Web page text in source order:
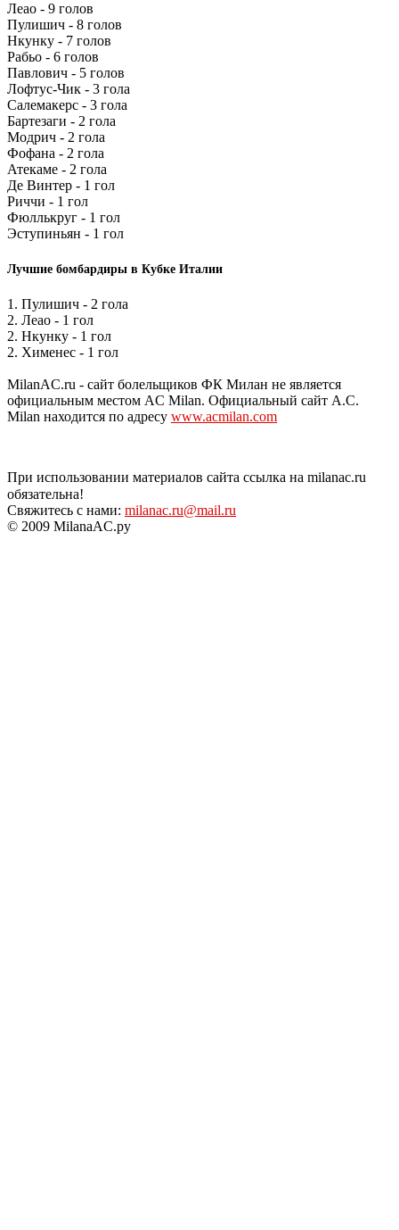
Леао - 9 голов
Пулишич - 8 голов
Нкунку - 7 голов
Рабьо - 6 голов
Павлович - 5 голов
Лофтус-Чик - 3 гола
Салемакерс - 3 гола
Бартезаги - 2 гола
Модрич - 2 гола
Фофана - 2 гола
Атекаме - 2 гола
Де Винтер - 1 гол
Риччи - 1 гол
Фюллькруг - 1 гол
Эступиньян - 1 гол
Лучшие бомбардиры в Кубке Италии
1. Пулишич - 2 гола
2. Леао - 1 гол
2. Нкунку - 1 гол
2. Хименес - 1 гол
MilanAC.ru - сайт болельщиков ФК Милан не является
официальным местом AC Milan. Официальный сайт A.C.
Milan находится по адресу www.acmilan.com
При использовании материалов сайта ссылка на milanac.ru
обязательна!
Свяжитесь с нами: milanac.ru@mail.ru
© 2009 MilanaAC.ру